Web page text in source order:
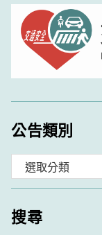
公告類別
類
搜尋